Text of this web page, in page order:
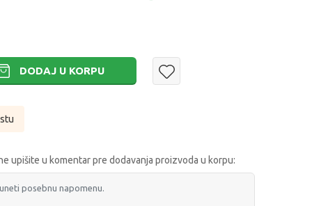
DODAJ U KORPU
upišite u komentar pre dodavanja proizvoda u korpu: